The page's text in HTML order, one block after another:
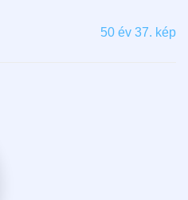
50 év 37. kép